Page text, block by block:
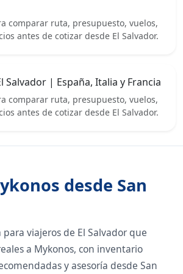
comparar ruta, presupuesto, vuelos,
antes de cotizar desde El Salvador.
Salvador | España, Italia y Francia
comparar ruta, presupuesto, vuelos,
antes de cotizar desde El Salvador.
desde San
viajeros de El Salvador que
a Mykonos, con inventario
y asesoría desde San